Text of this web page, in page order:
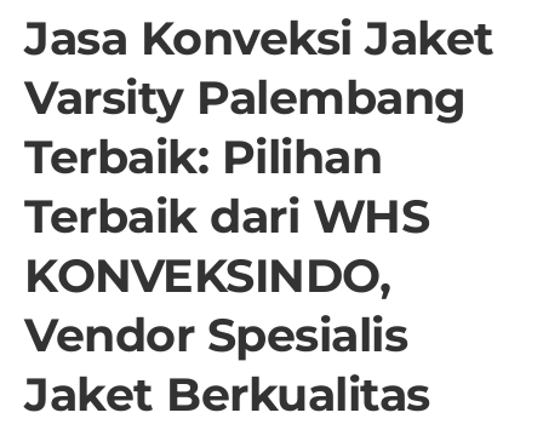
Jasa Konveksi Jaket
Varsity Palembang
Terbaik: Pilihan
Terbaik dari WHS
KONVEKSINDO,
Vendor Spesialis
Jaket Berkualitas